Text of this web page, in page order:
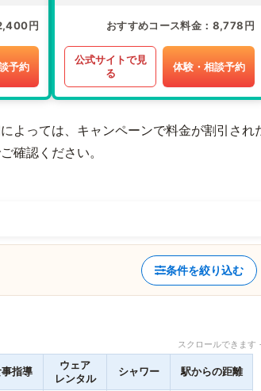
円
予約
おすすめコース料金 8,778円
公式サイトで見
る
体験・相談予約
よっては、キャンペーンで料金が割引され
確認ください。
条件を絞り込む
スクロールできま
指導
ウェア
レンタル
シャワー 駅からの距離